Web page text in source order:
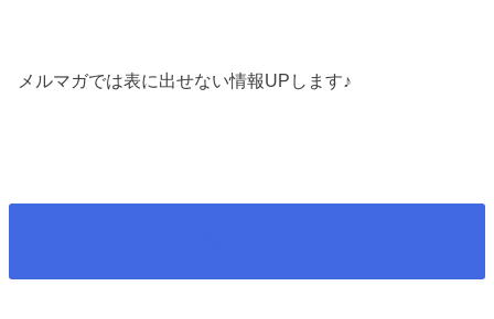
メルマガでは表に出せない情報UPします♪